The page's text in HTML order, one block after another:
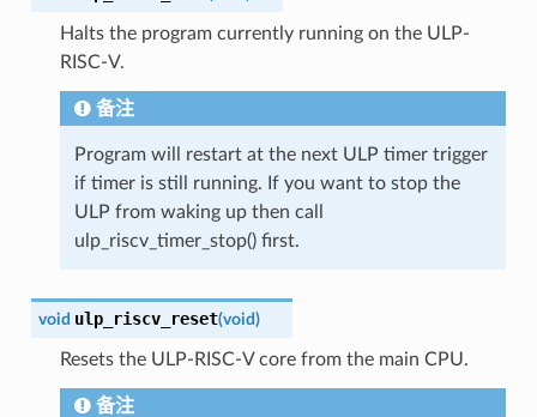
Halts the program currently running on the ULP-
RISC-V.
备注
Program will restart at the next ULP timer trigger
if timer is still running. If you want to stop the
ULP from waking up then call
ulp_riscv_timer_stop() first.
void ulp_riscv_reset(void)
Resets the ULP-RISC-V core from the main CPU.
备注